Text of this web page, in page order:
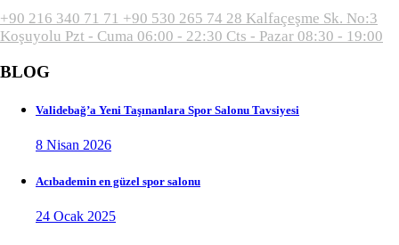
+90 216 340 71 71 +90 530 265 74 28 Kalfaçeşme Sk. No:3
Koşuyolu Pzt - Cuma 06:00 - 22:30 Cts - Pazar 08:30 - 19:00
BLOG
Validebağ’a Yeni Taşınanlara Spor Salonu Tavsiyesi
8 Nisan 2026
Acıbademin en güzel spor salonu
24 Ocak 2025